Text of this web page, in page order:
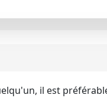
il est